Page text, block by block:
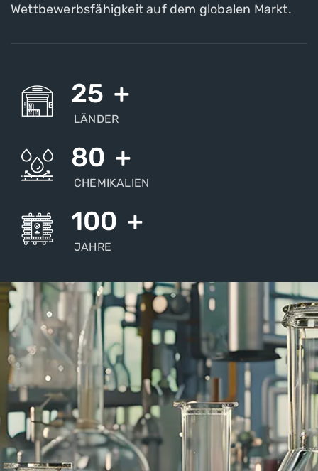
Wettbewerbsfähigkeit auf dem globalen Markt.
25 +
LÄNDER
80 +
CHEMIKALIEN
100 +
JAHRE